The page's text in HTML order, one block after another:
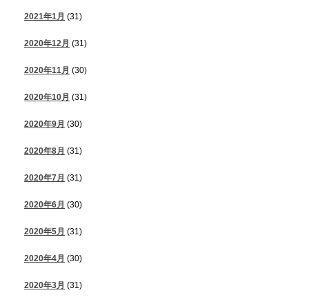
2021年1月 (31)
2020年12月 (31)
2020年11月 (30)
2020年10月 (31)
2020年9月 (30)
2020年8月 (31)
2020年7月 (31)
2020年6月 (30)
2020年5月 (31)
2020年4月 (30)
2020年3月 (31)